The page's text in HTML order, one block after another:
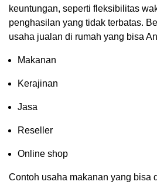
keuntungan, seperti fleksibilitas
penghasilan yang tidak terbatas.
usaha jualan di rumah yang bisa
Makanan
Kerajinan
Jasa
Reseller
Online shop
Contoh usaha makanan yang bisa